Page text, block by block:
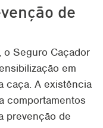
de
o Seguro Caçador
em
caça. A existência
comportamentos
prevenção de